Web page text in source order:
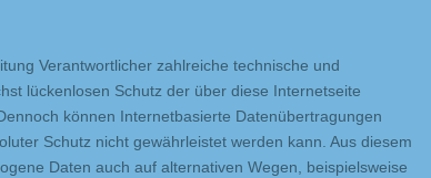
Verantwortlicher zahlreiche technische und
lückenlosen Schutz der über diese Internetseite
können Internetbasierte Datenübertragungen
Schutz nicht gewährleistet werden kann. Aus diesem
Daten auch auf alternativen Wegen, beispielsweise